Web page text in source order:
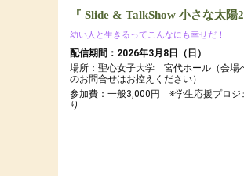
『 Slide & TalkShow 小さな太陽
幼い人と生きるってこんなにも幸せだ！
配信期間：2026年3月8日（日）
場所：聖心女子大学 宮代ホール（会場
のお問合せはお控えください）
参加費：一般3,000円 ※学生応援プロジ
り